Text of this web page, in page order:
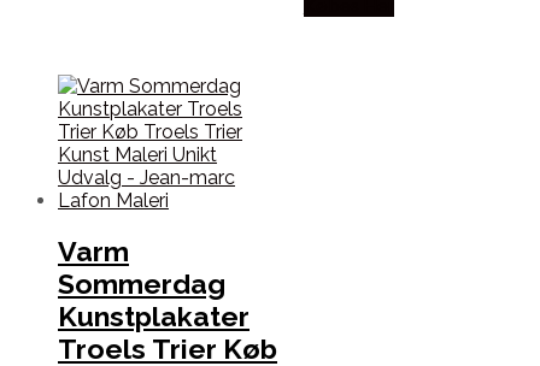
Varm
Sommerdag
Kunstplakater
Troels Trier Køb